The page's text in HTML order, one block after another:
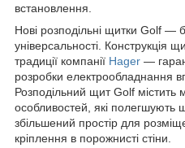
встановлення.
Нові розподільні щитки Golf —
універсальності. Конструкція
традиції компанії Hager —
розробки електрообладнання
Розподільний щит Golf містить
особливостей, які полегшують
збільшений простір для
кріплення в порожнисті стіни.